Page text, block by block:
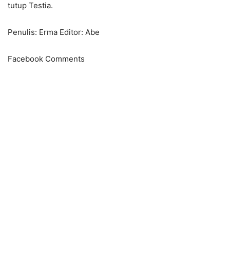
tutup Testia.
Penulis: Erma Editor: Abe
Facebook Comments